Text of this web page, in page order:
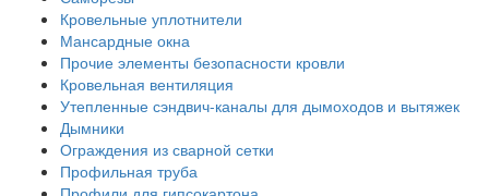
Кровельные уплотнители
Мансардные окна
Прочие элементы безопасности кровли
Кровельная вентиляция
Утепленные сэндвич-каналы для дымоходов и вытяжек
Дымники
Ограждения из сварной сетки
Профильная труба